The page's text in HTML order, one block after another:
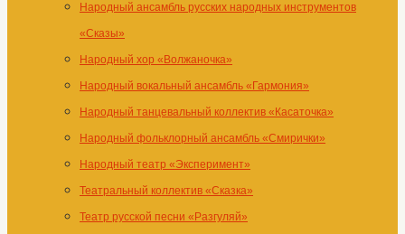
Народный ансамбль русских народных инструментов
«Сказы»
Народный хор «Волжаночка»
Народный вокальный ансамбль «Гармония»
Народный танцевальный коллектив «Касаточка»
Народный фольклорный ансамбль «Смирички»
Народный театр «Эксперимент»
Театральный коллектив «Сказка»
Театр русской песни «Разгуляй»